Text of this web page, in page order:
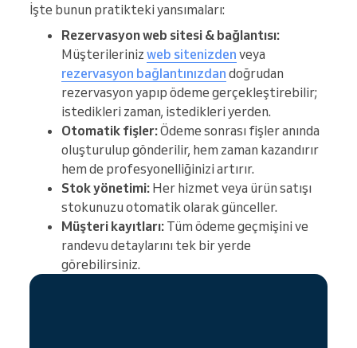
İşte bunun pratikteki yansımaları:
Rezervasyon web sitesi & bağlantısı:
Müşterileriniz web sitenizden veya
rezervasyon bağlantınızdan doğrudan
rezervasyon yapıp ödeme gerçekleştirebilir;
istedikleri zaman, istedikleri yerden.
Otomatik fişler:Ödeme sonrası fişler anında
oluşturulup gönderilir, hem zaman kazandırır
hem de profesyonelliğinizi artırır.
Stok yönetimi: Her hizmet veya ürün satışı
stokunuzu otomatik olarak günceller.
Müşteri kayıtları: Tüm ödeme geçmişini ve
randevu detaylarını tek bir yerde
görebilirsiniz.